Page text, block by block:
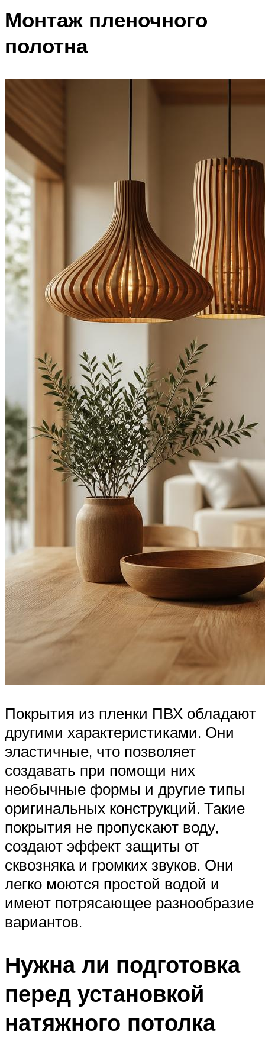
Монтаж пленочного
полотна
Покрытия из пленки ПВХ обладают
другими характеристиками. Они
эластичные, что позволяет
создавать при помощи них
необычные формы и другие типы
оригинальных конструкций. Такие
покрытия не пропускают воду,
создают эффект защиты от
сквозняка и громких звуков. Они
легко моются простой водой и
имеют потрясающее разнообразие
вариантов.
Нужна ли подготовка
перед установкой
натяжного потолка